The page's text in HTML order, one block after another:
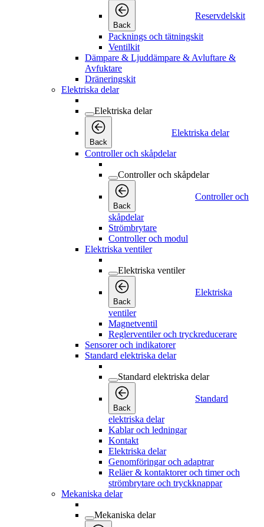
Back
Reservdelskit
Packnings och tätningskit
Ventilkit
Dämpare & Ljuddämpare & Avluftare &
Avfuktare
Dräneringskit
Elektriska delar
Elektriska delar
Back
Elektriska delar
Controller och skåpdelar
Controller och skåpdelar
Back
Controller och
skåpdelar
Strömbrytare
Controller och modul
Elektriska ventiler
Elektriska ventiler
Back
Elektriska
ventiler
Magnetventil
Reglerventiler och tryckreducerare
Sensorer och indikatorer
Standard elektriska delar
Standard elektriska delar
Back
Standard
elektriska delar
Kablar och ledningar
Kontakt
Elektriska delar
Genomföringar och adaptrar
Reläer & kontaktorer och timer och
strömbrytare och tryckknappar
Mekaniska delar
Mekaniska delar